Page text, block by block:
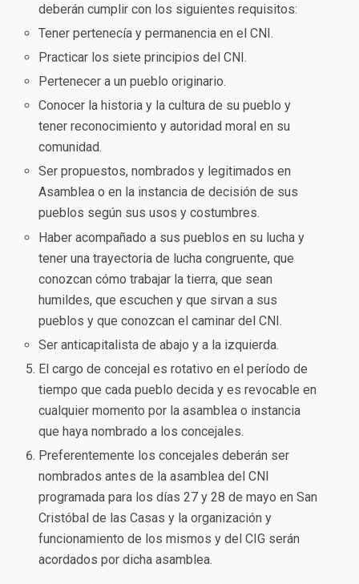
deberán cumplir con los siguientes requisitos:
Tener pertenecía y permanencia en el CNI.
Practicar los siete principios del CNI.
Pertenecer a un pueblo originario.
Conocer la historia y la cultura de su pueblo y
tener reconocimiento y autoridad moral en su
comunidad.
Ser propuestos, nombrados y legitimados en
Asamblea o en la instancia de decisión de sus
pueblos según sus usos y costumbres.
Haber acompañado a sus pueblos en su lucha y
tener una trayectoria de lucha congruente, que
conozcan cómo trabajar la tierra, que sean
humildes, que escuchen y que sirvan a sus
pueblos y que conozcan el caminar del CNI.
Ser anticapitalista de abajo y a la izquierda.
El cargo de concejal es rotativo en el período de
tiempo que cada pueblo decida y es revocable en
cualquier momento por la asamblea o instancia
que haya nombrado a los concejales.
Preferentemente los concejales deberán ser
nombrados antes de la asamblea del CNI
programada para los días 27 y 28 de mayo en San
Cristóbal de las Casas y la organización y
funcionamiento de los mismos y del CIG serán
acordados por dicha asamblea.